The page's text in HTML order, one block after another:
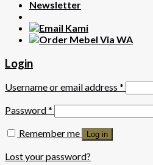
Newsletter
Login
Username or email address *
Password*
Remember me
Log in
Lost your password?